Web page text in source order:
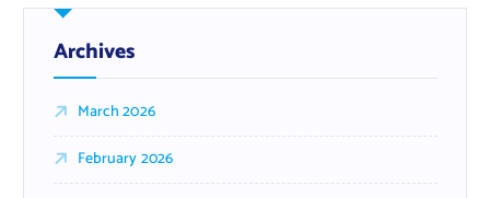
Archives
March 2026
February 2026